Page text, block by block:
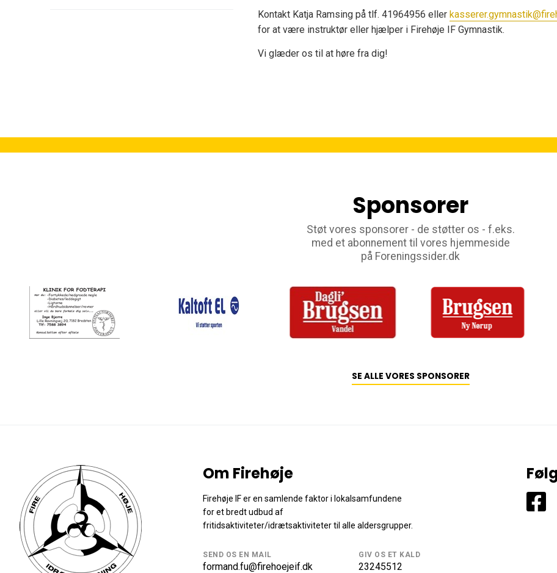
Kontakt Katja Ramsing på tlf. 41964956 eller
for at være instruktør eller hjælper i Firehøje IF Gymnastik.
Vi glæder os til at høre fra dig!
Sponsorer
Støt vores sponsorer - de støtter os - f.eks.
med et abonnement til vores hjemmeside
på Foreningssider.dk
SE ALLE VORES SPONSORER
Om Firehøje
Firehøje IF er en samlende faktor i lokalsamfundene
for et bredt udbud af
fritidsaktiviteter/idrætsaktiviteter til alle aldersgrupper.
SEND OS EN MAIL
formand.fu@firehoejeif.dk
GIV OS ET KALD
23245512